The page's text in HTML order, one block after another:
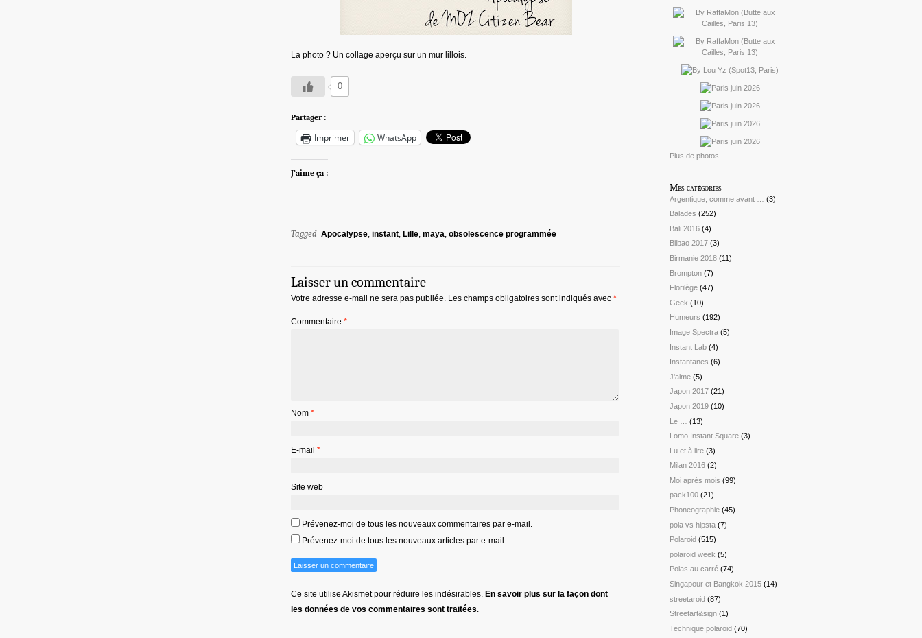
La photo ? Un collage aperçu sur un mur lillois.
0
Partager :
Imprimer WhatsApp
J’aime ça :
Tagged Apocalypse instant Lille maya obsolescence programmée
Laisser un commentaire
Votre adresse e-mail ne sera pas publiée. Les champs obligatoires sont indiqués avec *
Commentaire *
Nom *
E-mail *
Site web
Prévenez-moi de tous les nouveaux commentaires par e-mail.
Prévenez-moi de tous les nouveaux articles par e-mail.
Ce site utilise Akismet pour réduire les indésirables. En savoir plus sur la façon dont
les données de vos commentaires sont traitées
Plus de photos
Mes catégories
Argentique, comme avant …
(3)
Balades (252)
Bali 2016 (4)
Bilbao 2017 (3)
Birmanie 2018 (11)
Brompton (7)
Florilège (47)
Geek (10)
Humeurs (192)
Image Spectra (5)
Instant Lab (4)
Instantanes (6)
J'aime (5)
Japon 2017 (21)
Japon 2019 (10)
Le …
(13)
Lomo Instant Square (3)
Lu et à lire (3)
Milan 2016 (2)
Moi après mois (99)
pack100 (21)
Phoneographie (45)
pola vs hipsta (7)
Polaroid (515)
polaroid week (5)
Polas au carré (74)
Singapour et Bangkok 2015 (14)
streetaroid (87)
Streetart&sign (1)
Technique polaroid (70)